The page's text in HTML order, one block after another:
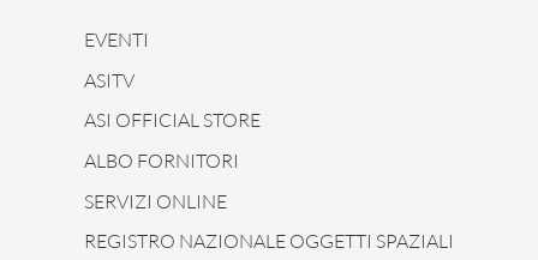
EVENTI
ASITV
ASI OFFICIAL STORE
ALBO FORNITORI
SERVIZI ONLINE
REGISTRO NAZIONALE OGGETTI SPAZIALI